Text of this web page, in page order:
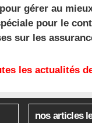
gérer au
pour le
sur les
les actualités
nos articles